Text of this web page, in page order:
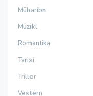
Müharibə
Müzikl
Romantika
Tarixi
Triller
Vestern